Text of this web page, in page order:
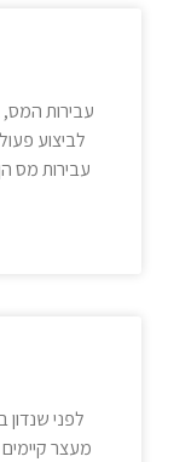
עבירות
לביצוע
עבירות מס
לפני שנדון
מעצר